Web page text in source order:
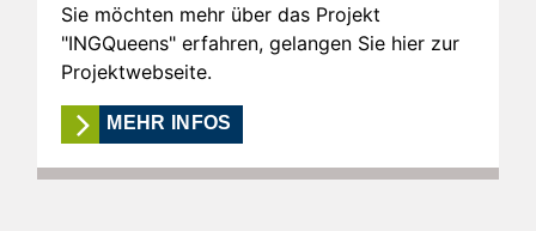
Sie möchten mehr über das Projekt
"INGQueens" erfahren, gelangen Sie hier zur
Projektwebseite.
MEHR INFOS